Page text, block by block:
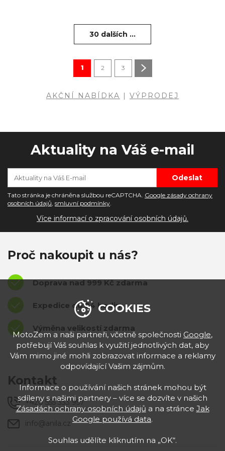
30 dalších ...
1 2 3
AKČNÍ NABÍDKA | VÝPRODEJ
Aktuality na Váš e-mail
Tato stránka je chráněna službou reCAPTCHA. Google zásady ochrany
osobních údajů smluvní podmínky
Více informací o zpracování osobních údajů.
Proč nakoupit u nás?
Doprava nad 999 Kč zdarma
Expedice do 24 hodin
Výměna velikostí zdarma
Kontakt
+420 555 333 957
info@anila.cz
COOKIES
MotoZem a naši partneři, včetně společnosti Google,
potřebují Váš souhlas k využití jednotlivých dat, aby
Vám mimo jiné mohli zobrazovat informace a reklamy
odpovídající Vašim zájmům.
Informace o používání našich stránek mohou být
sdíleny s našimi partnery – více se dozvíte v našich
Zásadách ochrany osobních údajů a na stránce Jak
Google používá data.
Souhlas udělíte kliknutím na „OK“.